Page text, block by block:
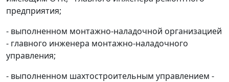
предприятия;
- выполненном монтажно-наладочной организацией
- главного инженера монтажно-наладочного
управления;
- выполненном шахтостроительным управлением -